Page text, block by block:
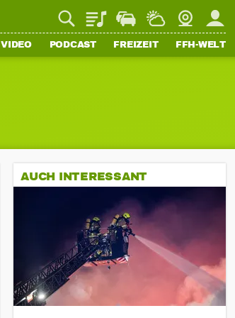
PlaylistStaupilotWetterWebcamMein
VIDEO PODCAST FREIZEIT FFH-WELT
AUCH INTERESSANT